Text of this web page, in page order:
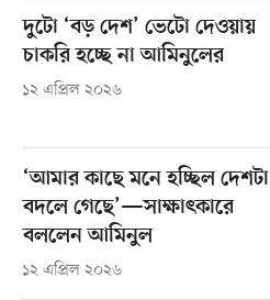
দুটো ‘বড় দেশ’ ভেটো দেওয়ায়
চাকরি হচ্ছে না আমিনুলের
১২ এপ্রিল ২০২৬
‘আমার কাছে মনে হচ্ছিল দেশটা
বদলে গেছে’—সাক্ষাৎকারে
বললেন আমিনুল
১২ এপ্রিল ২০২৬